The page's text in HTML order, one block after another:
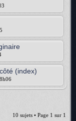
(index)
10 sujets • Page 1 sur 1